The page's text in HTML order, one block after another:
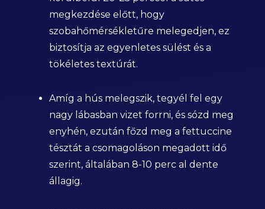
megkezdése előtt, hogy
szobahőmérsékletűre melegedjen, ez
biztosítja az egyenletes sülést és a
tökéletes textúrát.
Amíg a hús melegszik, tegyél fel egy
nagy lábasban vizet forrni, és sózd meg
enyhén, ezután főzd meg a fettuccine
tésztát a csomagoláson megadott idő
szerint, általában 8-10 perc al dente
állagig.